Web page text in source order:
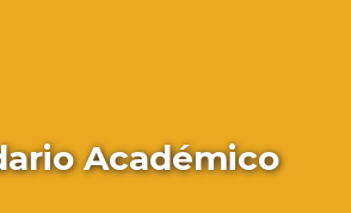
Académico